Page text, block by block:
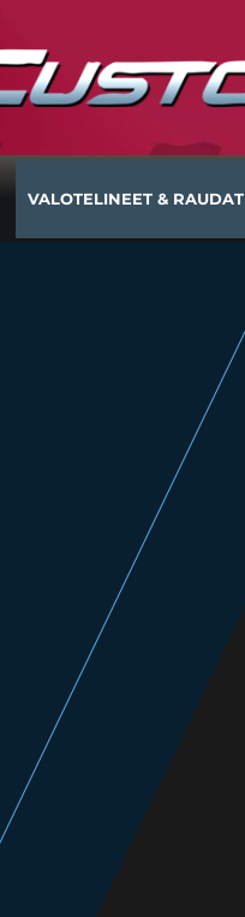
VALOTELINEET & RAUDAT